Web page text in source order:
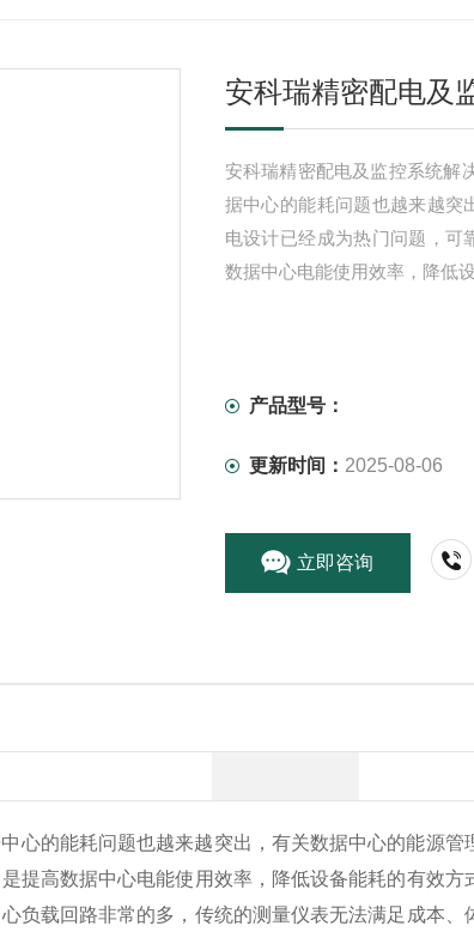
安科瑞精密配电及
安科瑞精密配电及监控系统解
据中心的能耗问题也越来越突
电设计已经成为热门问题，可
数据中心电能使用效率，降低
产品型号：
更新时间： 2025-08-06
立即咨询
心的能耗问题也越来越突出，有关数据中心的能源管
提高数据中心电能使用效率，降低设备能耗的有效方
负载回路非常的多，传统的测量仪表无法满足成本、